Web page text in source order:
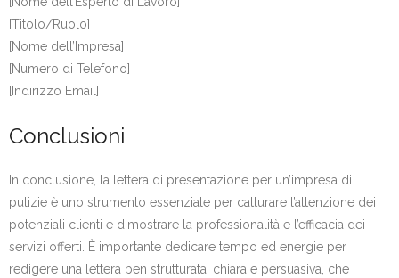
[Titolo/Ruolo]
[Nome dell’Impresa]
[Numero di Telefono]
[Indirizzo Email]
Conclusioni
In conclusione, la lettera di presentazione per un’impresa di
pulizie è uno strumento essenziale per catturare l’attenzione dei
potenziali clienti e dimostrare la professionalità e l’efficacia dei
servizi offerti. È importante dedicare tempo ed energie per
redigere una lettera ben strutturata, chiara e persuasiva, che